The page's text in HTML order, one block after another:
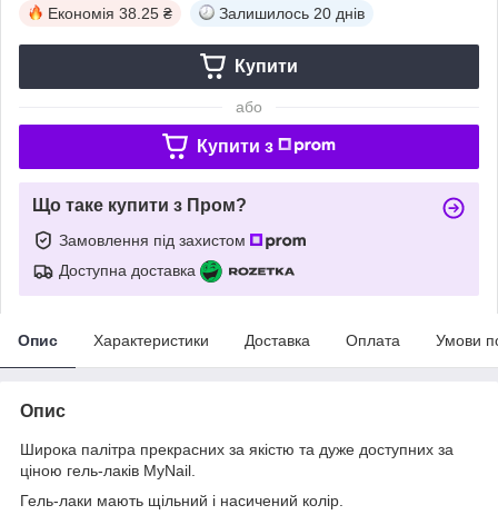
Економія 38.25 ₴ Залишилось 20 днів
Купити
або
Купити з
Що таке купити з Пром?
Замовлення під захистом
Доступна доставка
Опис Характеристики Доставка Оплата Умови
Опис
Широка палітра прекрасних за якістю та дуже доступних за
ціною гель-лаків MyNail.
Гель-лаки мають щільний і насичений колір.